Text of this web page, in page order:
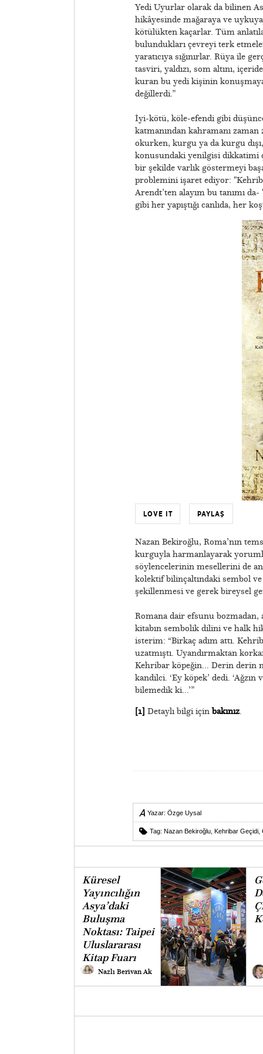
Yedi Uyurlar olarak da bilinen
hikâyesinde mağaraya ve
kötülükten kaçarlar. Tüm
bulundukları çevreyi terk
yaratıcıya sığınırlar. Rüya ile
tasviri, yaldızı, som altını,
kuran bu yedi kişinin konuşmaya
değillerdi.”
​İyi-kötü, köle-efendi gibi
katmanından kahramanı
okurken, kurgu ya da kurgu
konusundaki yenilgisi dikkatimi
bir şekilde varlık göstermeyi
problemini işaret ediyor:
Arendt’ten alayım bu tanımı
gibi her yapıştığı canlıda, her
LOVE IT PAYLAŞ
Nazan Bekiroğlu, Roma’nın
kurguyla harmanlayarak
söylencelerinin mesellerini de
kolektif bilinçaltındaki sembol ve
şekillenmesi ve gerek bireysel
​Romana dair efsunu bozmadan,
kitabın sembolik dilini ve halk
isterim: “Birkaç adım attı.
uzatmıştı. Uyandırmaktan
Kehribar köpeğin... Derin derin
kandilci. ‘Ey köpek’ dedi.
bilemedik ki...’”
[1] Detaylı bilgi içinbakınız.
Yazar: Özge Uysal
Tag: Nazan Bekiroğlu Kehribar Geçidi
Küresel
Yayıncılığın
Asya’daki
Buluşma
Noktası: Taipei
Uluslararası
Kitap Fuarı
Nazlı Berivan Ak